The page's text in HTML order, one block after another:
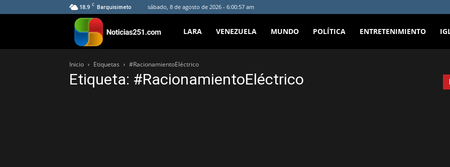
18.9 C Barquisimeto sábado, 8 de agosto de 2026 - 6:00:57 am
Noticias251
LARA VENEZUELA MUNDO POLÍTICA ENTRETENIMIENTO
Inicio Etiquetas #RacionamientoEléctrico
Etiqueta: #RacionamientoEléctrico